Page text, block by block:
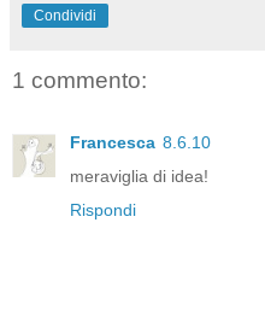
Condividi
1 commento:
Francesca 8.6.10
meraviglia di idea!
Rispondi